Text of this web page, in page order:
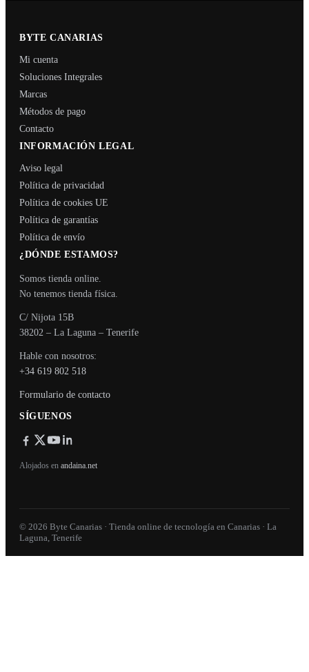
BYTE CANARIAS
Mi cuenta
Soluciones Integrales
Marcas
Métodos de pago
Contacto
INFORMACIÓN LEGAL
Aviso legal
Política de privacidad
Política de cookies UE
Política de garantías
Política de envío
¿DÓNDE ESTAMOS?
Somos tienda online.
No tenemos tienda física.
C/ Nijota 15B
38202 – La Laguna – Tenerife
Hable con nosotros:
+34 619 802 518
Formulario de contacto
SÍGUENOS
Alojados en andaina.net
© 2026 Byte Canarias · Tienda online de tecnología en Canarias · La
Laguna, Tenerife